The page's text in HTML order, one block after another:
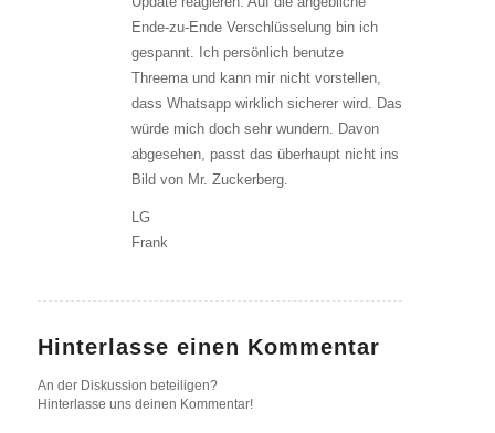
Ende-zu-Ende Verschlüsselung bin ich
gespannt. Ich persönlich benutze
Threema und kann mir nicht vorstellen,
dass Whatsapp wirklich sicherer wird. Das
würde mich doch sehr wundern. Davon
abgesehen, passt das überhaupt nicht ins
Bild von Mr. Zuckerberg.
LG
Frank
Hinterlasse einen Kommentar
An der Diskussion beteiligen?
Hinterlasse uns deinen Kommentar!